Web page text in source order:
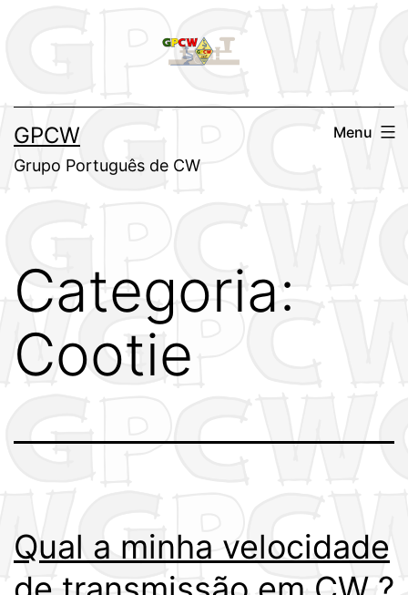
conteúdo
GPCW
Grupo Português de CW
Menu
Categoria:
Cootie
Qual a minha velocidade